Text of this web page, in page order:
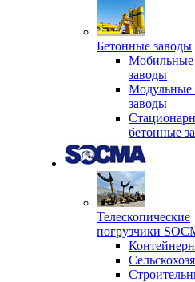
Бетонные заводы
Мобильные
заводы
Модульные
заводы
бетонные
Телескопические
погрузчики